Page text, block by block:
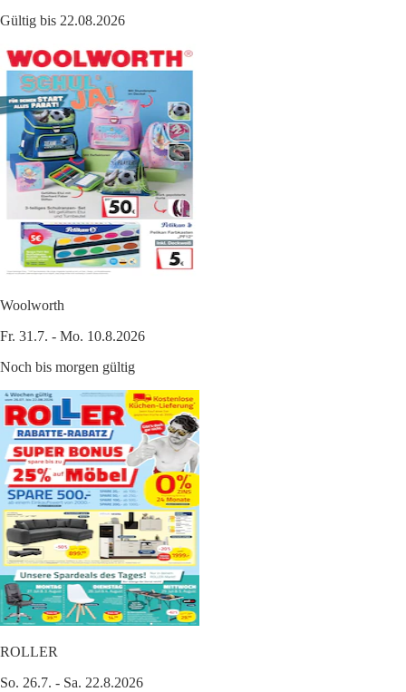
Gültig bis 22.08.2026
Woolworth
Fr. 31.7. - Mo. 10.8.2026
Noch bis morgen gültig
ROLLER
So. 26.7. - Sa. 22.8.2026